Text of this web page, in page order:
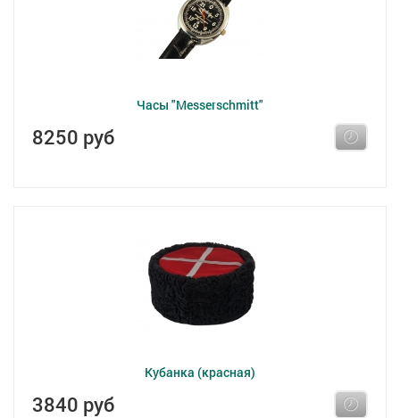
Часы "Messerschmitt"
8250 руб
Кубанка (красная)
3840 руб